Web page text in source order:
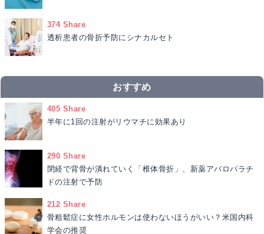
374 Share
透析患者の骨折予防にシナカルセト
おすすめ
405 Share
半年に1回の注射がリウマチに効果あり
290 Share
閉経で背骨が潰れていく「椎体骨折」、新薬アバロパラチ
ドの注射で予防
212 Share
骨粗鬆症に女性ホルモンは使わないほうがいい？米国内科
学会の推奨